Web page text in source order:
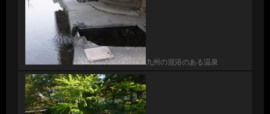
九州の混浴のある温泉